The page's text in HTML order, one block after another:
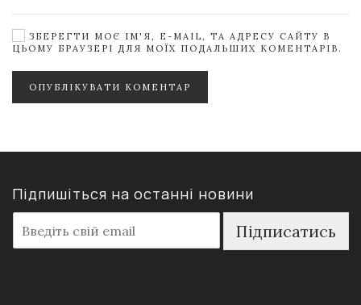
ЗБЕРЕГТИ МОЄ ІМ'Я, E-MAIL, ТА АДРЕСУ САЙТУ В
ЦЬОМУ БРАУЗЕРІ ДЛЯ МОЇХ ПОДАЛЬШИХ КОМЕНТАРІВ.
ОПУБЛІКУВАТИ КОМЕНТАР
Підпишіться на останні новини
m
a
Підписатись